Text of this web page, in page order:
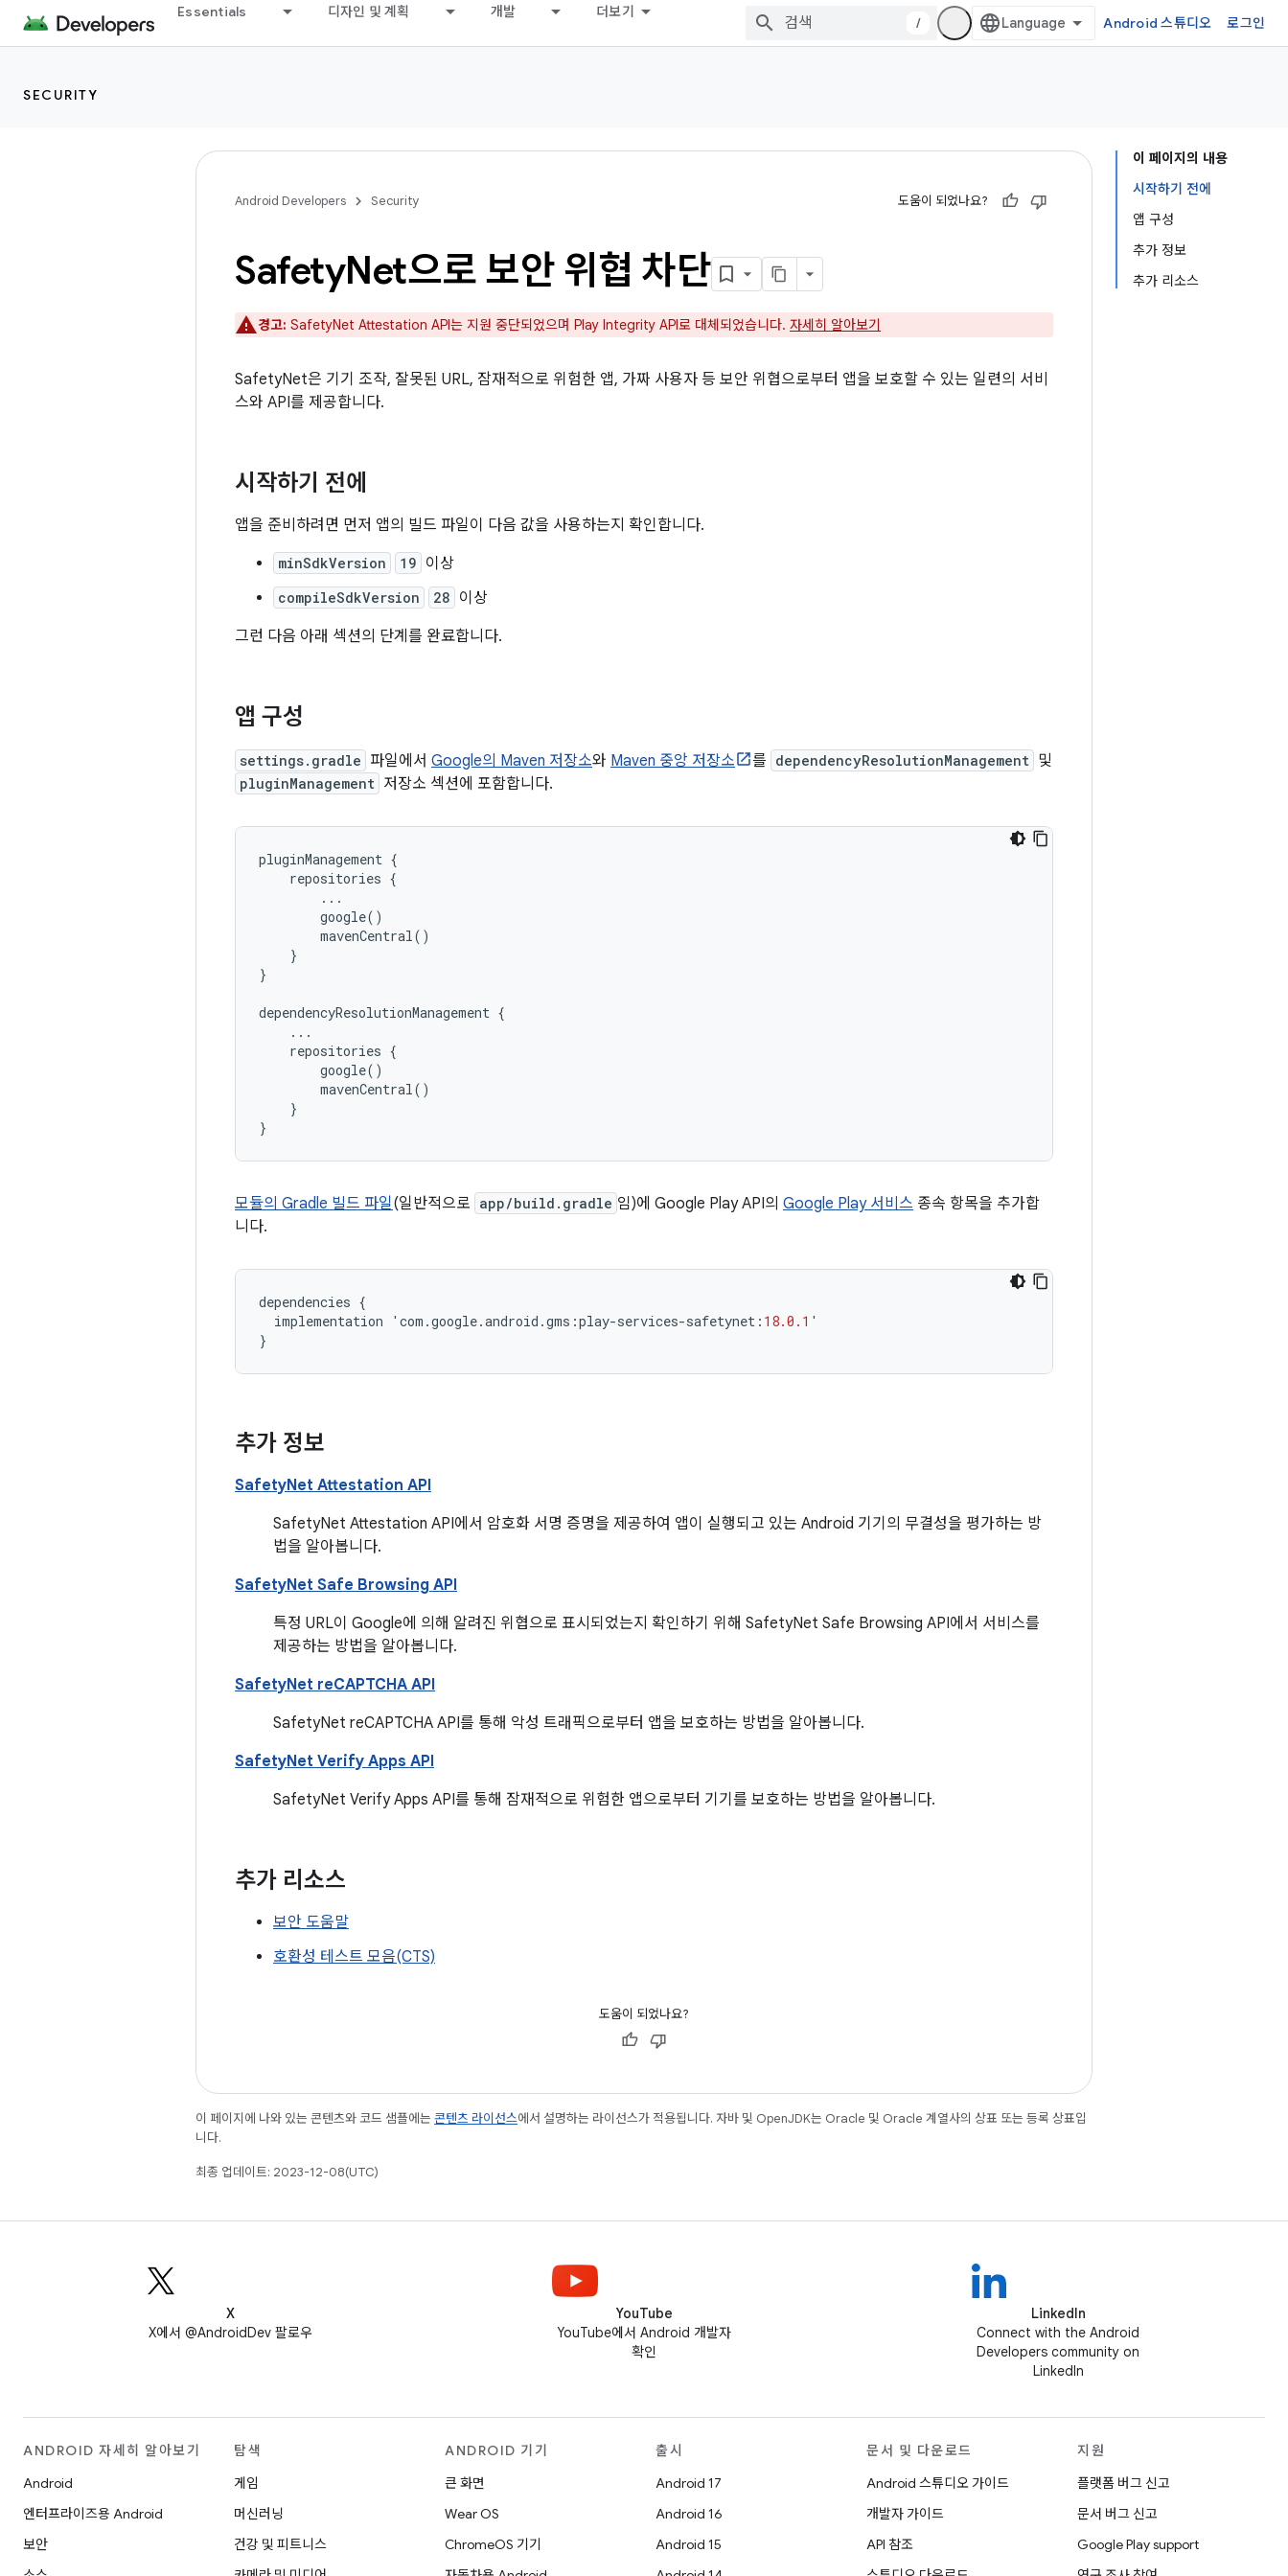
Essentials 디자인 및 계획 개발 더보기
/ Android 스튜디오 로그인
SECURITY
이 페이지의 내용
시작하기 전에
앱 구성
추가 정보
추가 리소스
Android Developers Security 도움이 되었나요?
SafetyNet으로 보안 위협 차단
경고: SafetyNet Attestation API는 지원 중단되었으며 Play Integrity API로 대체되었습니다. 자세히 알아보기
SafetyNet은 기기 조작, 잘못된 URL, 잠재적으로 위험한 앱, 가짜 사용자 등 보안 위협으로부터 앱을 보호할 수 있는 일련의 서비
스와 API를 제공합니다.
시작하기 전에
앱을 준비하려면 먼저 앱의 빌드 파일이 다음 값을 사용하는지 확인합니다.
minSdkVersion 19 이상
compileSdkVersion 28 이상
그런 다음 아래 섹션의 단계를 완료합니다.
앱 구성
settings.gradle 파일에서 Google의 Maven 저장소와 Maven 중앙 저장소 를 dependencyResolutionManagement 및
pluginManagement 저장소 섹션에 포함합니다.
pluginManagement {
    repositories {
        ...
        google()
        mavenCentral()
    }
}
dependencyResolutionManagement {
    ...
    repositories {
        google()
        mavenCentral()
    }
모듈의 Gradle 빌드 파일(일반적으로 app/build.gradle 임)에 Google Play API의 Google Play 서비스 종속 항목을 추가합
니다.
dependencies {
implementation
' com .google.android .gms :play-services-safetynet : 18.0.1 '
}
추가 정보
SafetyNet Attestation API
SafetyNet Attestation API에서 암호화 서명 증명을 제공하여 앱이 실행되고 있는 Android 기기의 무결성을 평가하는 방
법을 알아봅니다.
SafetyNet Safe Browsing API
특정 URL이 Google에 의해 알려진 위협으로 표시되었는지 확인하기 위해 SafetyNet Safe Browsing API에서 서비스를
제공하는 방법을 알아봅니다.
SafetyNet reCAPTCHA API
SafetyNet reCAPTCHA API를 통해 악성 트래픽으로부터 앱을 보호하는 방법을 알아봅니다.
SafetyNet Verify Apps API
SafetyNet Verify Apps API를 통해 잠재적으로 위험한 앱으로부터 기기를 보호하는 방법을 알아봅니다.
추가 리소스
보안 도움말
호환성 테스트 모음(CTS)
도움이 되었나요?
이 페이지에 나와 있는 콘텐츠와 코드 샘플에는 콘텐츠 라이선스에서 설명하는 라이선스가 적용됩니다. 자바 및 OpenJDK는 Oracle 및 Oracle 계열사의 상표 또는 등록 상표입
니다.
최종 업데이트: 2023-12-08(UTC)
X
X에서 @AndroidDev 팔로우
YouTube
YouTube에서 Android 개발자
확인
LinkedIn
Connect with the Android
Developers community on
LinkedIn
ANDROID 자세히 알아보기
Android
엔터프라이즈용 Android
보안
탐색
게임
머신러닝
건강 및 피트니스
ANDROID 기기
큰 화면
Wear OS
ChromeOS 기기
출시
Android 17
Android 16
Android 15
문서 및 다운로드
Android 스튜디오 가이드
개발자 가이드
API 참조
지원
플랫폼 버그 신고
문서 버그 신고
Google Play support